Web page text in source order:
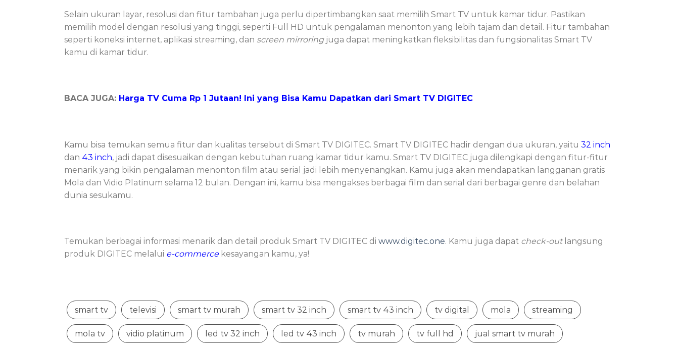
Selain ukuran layar, resolusi dan fitur tambahan juga perlu dipertimbangkan saat memilih Smart TV untuk kamar tidur. Pastikan
memilih model dengan resolusi yang tinggi, seperti Full HD untuk pengalaman menonton yang lebih tajam dan detail. Fitur tambahan
seperti koneksi internet, aplikasi streaming, dan screen mirroring juga dapat meningkatkan fleksibilitas dan fungsionalitas Smart TV
kamu di kamar tidur.
BACA JUGA: Harga TV Cuma Rp 1 Jutaan! Ini yang Bisa Kamu Dapatkan dari Smart TV DIGITEC
Kamu bisa temukan semua fitur dan kualitas tersebut di Smart TV DIGITEC. Smart TV DIGITEC hadir dengan dua ukuran, yaitu 32 inch
dan 43 inch, jadi dapat disesuaikan dengan kebutuhan ruang kamar tidur kamu. Smart TV DIGITEC juga dilengkapi dengan fitur-fitur
menarik yang bikin pengalaman menonton film atau serial jadi lebih menyenangkan. Kamu juga akan mendapatkan langganan gratis
Mola dan Vidio Platinum selama 12 bulan. Dengan ini, kamu bisa mengakses berbagai film dan serial dari berbagai genre dan belahan
dunia sesukamu.
Temukan berbagai informasi menarik dan detail produk Smart TV DIGITEC di www.digitec.one. Kamu juga dapat check-out langsung
produk DIGITEC melalui e-commercekesayangan kamu, ya!
smart tv televisi smart tv murah smart tv 32 inch smart tv 43 inch tv digital mola streaming
mola tv vidio platinum led tv 32 inch led tv 43 inch tv murah tv full hd jual smart tv murah